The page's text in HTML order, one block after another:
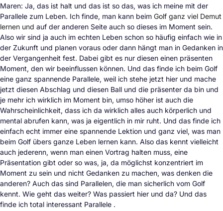
Maren: Ja, das ist halt und das ist so das, was ich meine mit der
Parallele zum Leben. Ich finde, man kann beim Golf ganz viel Demut
lernen und auf der anderen Seite auch so dieses im Moment sein.
Also wir sind ja auch im echten Leben schon so häufig einfach wie in
der Zukunft und planen voraus oder dann hängt man in Gedanken in
der Vergangenheit fest. Dabei gibt es nur diesen einen präsenten
Moment, den wir beeinflussen können. Und das finde ich beim Golf
eine ganz spannende Parallele, weil ich stehe jetzt hier und mache
jetzt diesen Abschlag und diesen Ball und die präsenter da bin und
je mehr ich wirklich im Moment bin, umso höher ist auch die
Wahrscheinlichkeit, dass ich da wirklich alles auch körperlich und
mental abrufen kann, was ja eigentlich in mir ruht. Und das finde ich
einfach echt immer eine spannende Lektion und ganz viel, was man
beim Golf übers ganze Leben lernen kann. Also das kennt vielleicht
auch jederenn, wenn man einen Vortrag halten muss, eine
Präsentation gibt oder so was, ja, da möglichst konzentriert im
Moment zu sein und nicht Gedanken zu machen, was denken die
anderen? Auch das sind Parallelen, die man sicherlich vom Golf
kennt. Wie geht das weiter? Was passiert hier und da? Und das
finde ich total interessant Parallele .